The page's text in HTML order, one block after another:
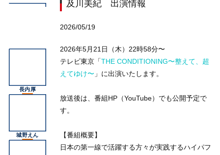
長内厚
城野えん
及川美紀 出演情報
2026/05/19
2026年5月21日（木）22時58分〜
テレビ東京「THE CONDITIONING〜整えて、超
えてゆけ〜 」に出演いたします。
放送後は、番組HP（YouTube）でも公開予定で
す。
【番組概要】
日本の第一線で活躍する方々が実践するハイパフ